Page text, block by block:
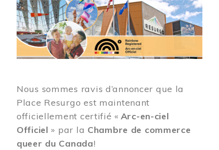
Image
Nous sommes ravis d’annoncer que la
Place Resurgo est maintenant
officiellement certifié « Arc-en-ciel
Officiel » par la Chambre de commerce
queer du Canada!